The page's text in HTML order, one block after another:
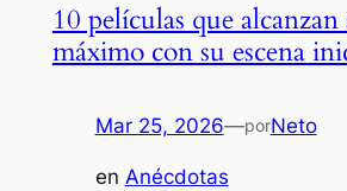
10 películas que
máximo con su escena
Mar 25, 2026—porNeto
en Anécdotas